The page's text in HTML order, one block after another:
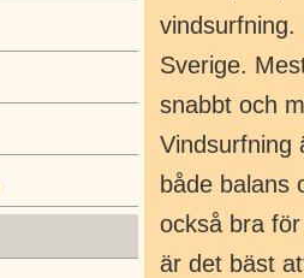
Sverige.
snabbt och
Vindsurfning
både balans
också bra
är det bäst